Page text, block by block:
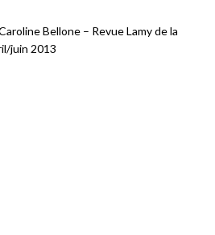
Bellone – Revue Lamy de la
juin 2013